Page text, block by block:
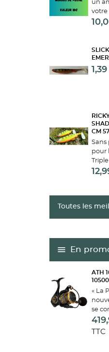
un
votre
vous
CM
Sans
pour
Toutes les
En
ATH
10500
« La
se
leur
TTC